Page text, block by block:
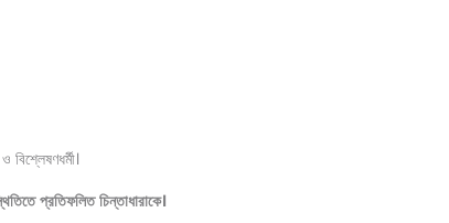
প্রতিফলিত চিন্তাধারাকে।